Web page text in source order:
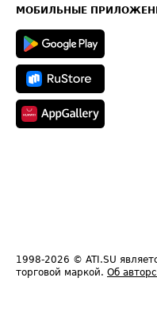
Техническая информация
МОБИЛЬНЫЕ
1998-2026 © ATI.SU
торговой маркой. Об